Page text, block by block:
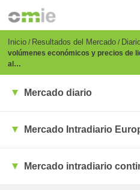
principal
Breadcrumb
Inicio Resultados del Mercado
volúmenes económicos y precios de
al…
Mercado diario
Mercado Intradiario
Mercado intradiario